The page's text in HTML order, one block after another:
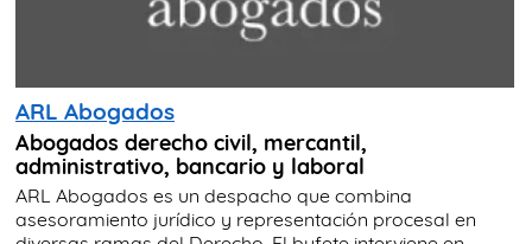
ARL Abogados
Abogados derecho civil, mercantil,
administrativo, bancario y laboral
ARL Abogados es un despacho que combina
asesoramiento jurídico y representación procesal en